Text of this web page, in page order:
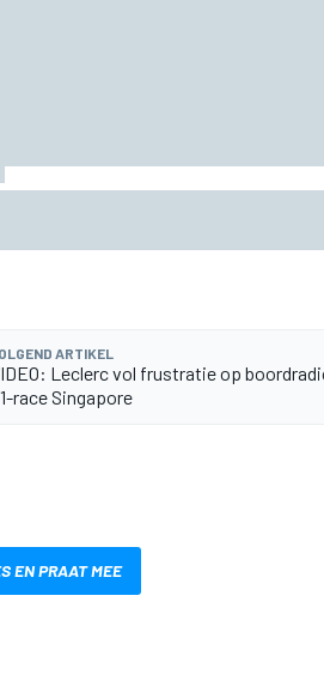
ARTIKEL
Leclerc vol frustratie op
race Singapore
EN PRAAT MEE